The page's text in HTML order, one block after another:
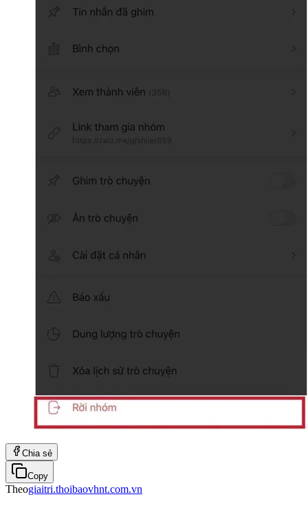
Chia sẻ
Copy
Theogiaitri.thoibaovhnt.com.vn